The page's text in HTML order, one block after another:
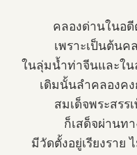
คลองด่านในอ
เพราะเป็นต้น
ในลุ่มน้ำท่าจีนและใ
เดิมนั้นลำคลองค
สมเด็จพระสรร
ก็เสด็จผ่านท
มีวัดตั้งอยู่เรียงราย